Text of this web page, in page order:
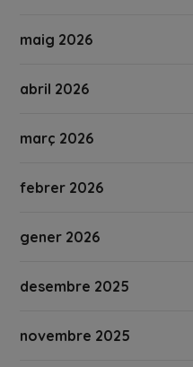
maig 2026
abril 2026
març 2026
febrer 2026
gener 2026
desembre 2025
novembre 2025